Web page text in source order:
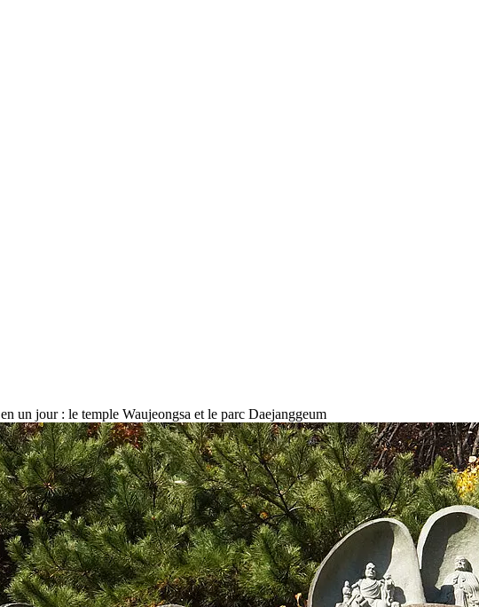
un jour : le temple Waujeongsa et le parc Daejanggeum